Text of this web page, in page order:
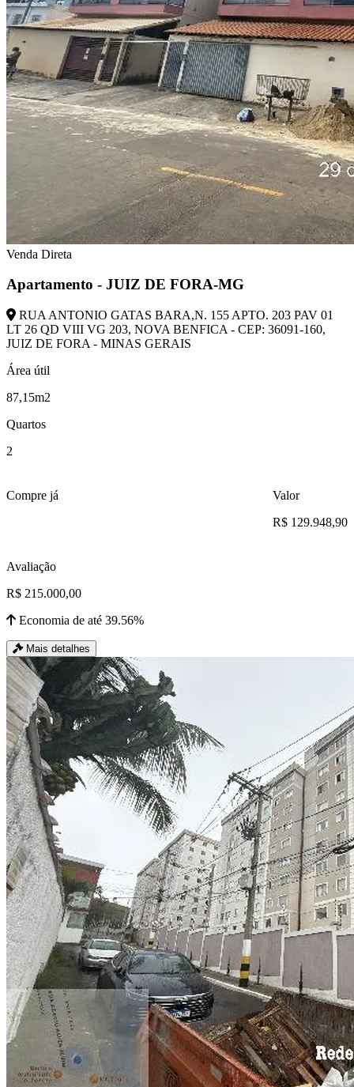
Venda Direta
Apartamento - JUIZ DE FORA-MG
RUA ANTONIO GATAS BARA,N. 155 APTO. 203 PAV 01
LT 26 QD VIII VG 203, NOVA BENFICA - CEP: 36091-160,
JUIZ DE FORA - MINAS GERAIS
Área útil
87,15m2
Quartos
2
Compre já
Valor
R$ 129.948,90
Avaliação
R$ 215.000,00
Economia de até 39.56%
Mais detalhes